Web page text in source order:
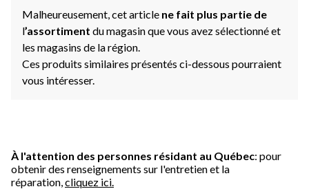
Malheureusement, cet article ne fait plus partie de
l’assortiment du magasin que vous avez sélectionné et
les magasins de la région.
Ces produits similaires présentés ci-dessous pourraient
vous intéresser.
À l'attention des personnes résidant au Québec: pour
obtenir des renseignements sur l'entretien et la
réparation, cliquez ici.